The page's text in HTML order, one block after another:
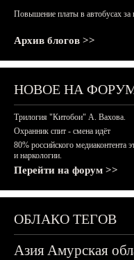
Повышение платы в автобусах за
Архив блогов >>
НОВОЕ НА
Трилогия "Китобои" А. Вахова.
Охранник спит - смена идёт
80% российского медиаконтента
и наркологии.
Перейти на форум >>
ОБЛАКО ТЕГОВ
АзияАмурская